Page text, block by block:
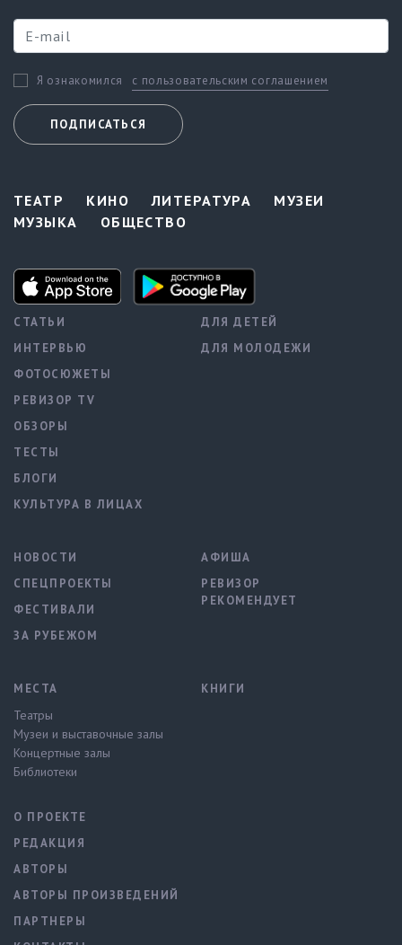
Я ознакомился с пользовательским соглашением
ПОДПИСАТЬСЯ
ТЕАТР КИНО ЛИТЕРАТУРА
МУЗЕИ
МУЗЫКА
ОБЩЕСТВО
СТАТЬИ
ИНТЕРВЬЮ
ФОТОСЮЖЕТЫ
РЕВИЗОР TV
ОБЗОРЫ
ТЕСТЫ
БЛОГИ
КУЛЬТУРА В ЛИЦАХ
ДЛЯ ДЕТЕЙ
ДЛЯ МОЛОДЕЖИ
НОВОСТИ
СПЕЦПРОЕКТЫ
ФЕСТИВАЛИ
ЗА РУБЕЖОМ
АФИША
РЕВИЗОР
РЕКОМЕНДУЕТ
МЕСТА
Театры
Музеи и выставочные залы
Концертные залы
Библиотеки
КНИГИ
О ПРОЕКТЕ
РЕДАКЦИЯ
АВТОРЫ
АВТОРЫ ПРОИЗВЕДЕНИЙ
ПАРТНЕРЫ